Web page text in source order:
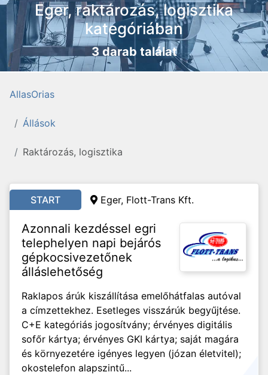
Eger, raktározás, logisztika
kategóriában
3 darab találat
AllasOrias
Állások
Raktározás, logisztika
START Eger, Flott-Trans Kft.
Azonnali kezdéssel egri
telephelyen napi bejárós
gépkocsivezetőnek
álláslehetőség
Raklapos árúk kiszállítása emelőhátfalas autóval
a címzettekhez. Esetleges visszárúk begyűjtése.
C+E kategóriás jogosítvány; érvényes digitális
sofőr kártya; érvényes GKI kártya; saját magára
és környezetére igényes legyen (józan életvitel);
okostelefon alapszintű...